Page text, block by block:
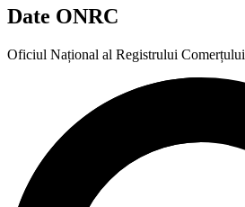
Date ONRC
Oficiul Național al Registrului Comerțului